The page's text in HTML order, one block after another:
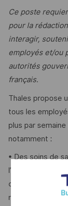
Ce poste
pour la
interagir,
employés et/ou
autorités
français.
Thales propose
tous les
plus par
notamment :
• Des soins de
l’entreprise, des
de santé, un
mutilation